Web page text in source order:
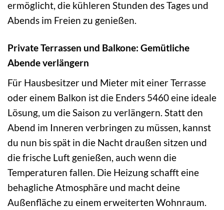
ermöglicht, die kühleren Stunden des Tages und
Abends im Freien zu genießen.
Private Terrassen und Balkone: Gemütliche
Abende verlängern
Für Hausbesitzer und Mieter mit einer Terrasse
oder einem Balkon ist die Enders 5460 eine ideale
Lösung, um die Saison zu verlängern. Statt den
Abend im Inneren verbringen zu müssen, kannst
du nun bis spät in die Nacht draußen sitzen und
die frische Luft genießen, auch wenn die
Temperaturen fallen. Die Heizung schafft eine
behagliche Atmosphäre und macht deine
Außenfläche zu einem erweiterten Wohnraum.